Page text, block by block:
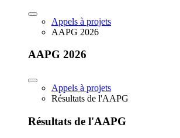
Appels à projets
AAPG 2026
AAPG 2026
Appels à projets
Résultats de l'AAPG
Résultats de l'AAPG